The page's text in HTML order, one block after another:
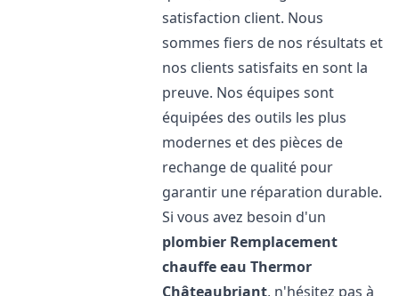
satisfaction client. Nous
sommes fiers de nos résultats et
nos clients satisfaits en sont la
preuve. Nos équipes sont
équipées des outils les plus
modernes et des pièces de
rechange de qualité pour
garantir une réparation durable.
Si vous avez besoin d'un
plombier Remplacement
chauffe eau Thermor
Châteaubriant, n'hésitez pas à